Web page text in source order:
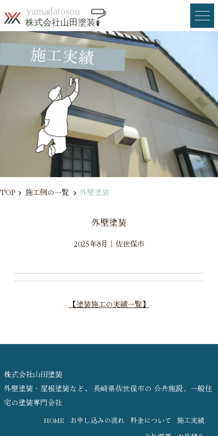
to
menu
HOME
料金 お申込みの流れ
施工実績
会社概要 お問合せ・お見積り
メールでのお見積もり
0120-501951
施工実績
TOP 施工例の一覧 外壁塗装
外壁塗装
2025年8月 ｜ 佐世保市
【塗装施工の実績一覧】
株式会社山田塗装
外壁塗装・屋根塗装など、 長崎県佐世保市の 公共施設、一般住
宅の塗装専門会社
HOME お申し込みの流れ 料金について
施工実績